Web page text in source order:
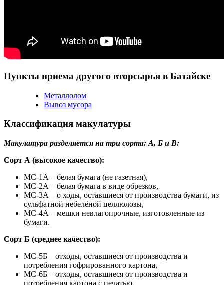
Пункты приема другого вторсырья в Батайске
Металлолом
Вывоз мусора
Классификация макулатуры
Макулатура разделяется на три сорта: А, Б и В:
Сорт А (высокое качество):
МС-1А – белая бумага (не газетная),
МС-2А – белая бумага в виде обрезков,
МС-3А – о ходы, оставшиеся от производства бумаги, из
сульфатной небелёной целлюлозы,
МС-4А – мешки невлагопрочные, изготовленные из
бумаги.
Сорт Б (среднее качество):
МС-5Б – отходы, оставшиеся от производства и
потребления гофрированного картона,
МС-6Б – отходы, оставшиеся от производства и
потребления картона с печатью,